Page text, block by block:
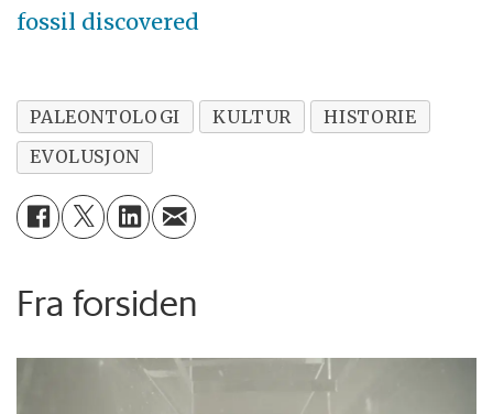
fossil discovered
PALEONTOLOGI KULTUR
HISTORIE
EVOLUSJON
Fra forsiden